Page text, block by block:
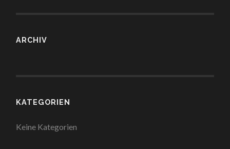
ARCHIV
KATEGORIEN
Keine Kategorien